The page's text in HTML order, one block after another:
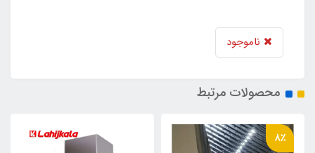
ناموجود
محصولات مرتبط
8٪